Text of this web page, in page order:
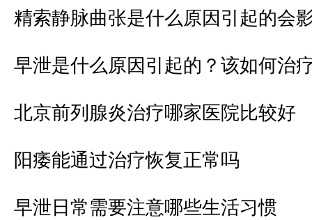
精索静脉曲张是什么原因引起的会
早泄是什么原因引起的？该如何治
北京前列腺炎治疗哪家医院比较好
阳痿能通过治疗恢复正常吗
早泄日常需要注意哪些生活习惯